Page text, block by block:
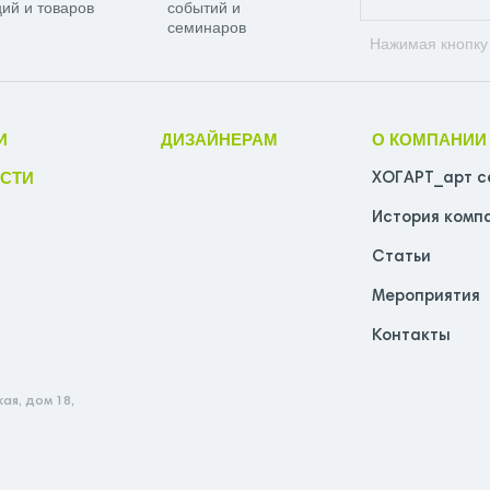
и товаров
событий и
семинаров
Нажимая
ДИЗАЙНЕРАМ О КОМПАНИИ
ХОГАРТ_арт
История
Статьи
Мероприятия
Контакты
дом 18,